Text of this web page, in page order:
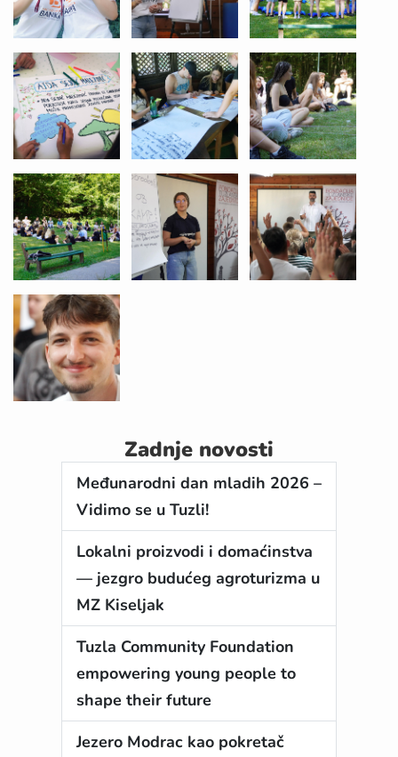
Zadnje novosti
Međunarodni dan mladih 2026 –
Vidimo se u Tuzli!
Lokalni proizvodi i domaćinstva
— jezgro budućeg agroturizma u
MZ Kiseljak
Tuzla Community Foundation
empowering young people to
shape their future
Jezero Modrac kao pokretač